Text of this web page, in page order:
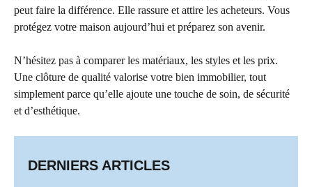
peut faire la différence. Elle rassure et attire les acheteurs. Vous
protégez votre maison aujourd’hui et préparez son avenir.
N’hésitez pas à comparer les matériaux, les styles et les prix.
Une clôture de qualité valorise votre bien immobilier, tout
simplement parce qu’elle ajoute une touche de soin, de sécurité
et d’esthétique.
DERNIERS ARTICLES